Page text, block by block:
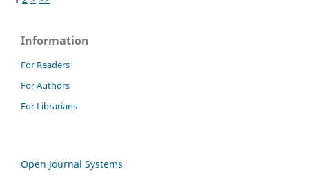
Information
For Readers
For Authors
For Librarians
Open Journal Systems